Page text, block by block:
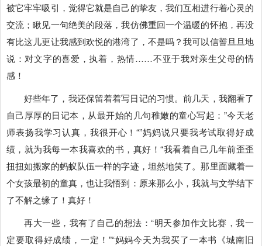
被它牢牢吸引，觉得它就是自己的挚友，我们互相进行着心灵的
交流；瞅见一句绝美的段落，我仿佛重回一个温暖的怀抱，再没
有比这儿更让我感到欢悦的港湾了，不是吗？我可以信誓旦旦地
说：对文字的喜爱，执着，热情……不亚于我对亲生父母的情
感！
好些年了，我还保留着着写日记的习惯。前几天，我翻看了
自己厚厚的日记本，从最开始的几句稚嫩的童心写起：”今天老
师表扬我学习认真，我很开心！“”妈妈说只要我考试取得好成
绩，就为我每一本我喜欢的书，真好！“我看着自己几年前歪歪
扭扭如搬家的蚂蚁队伍一样的字迹，坦然地笑了。那里面藏着一
个女孩最初的童真，也让我悟到：原来那么小，我就与文学结下
了不解之缘了！真好！
再大一些，我有了自己的想法：“明天参加作文比赛，我一
定要取得好成绩，一定！”“妈妈今天为我买了一本书《城南旧